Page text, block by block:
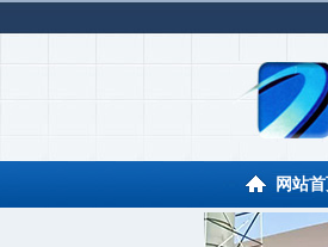
网站